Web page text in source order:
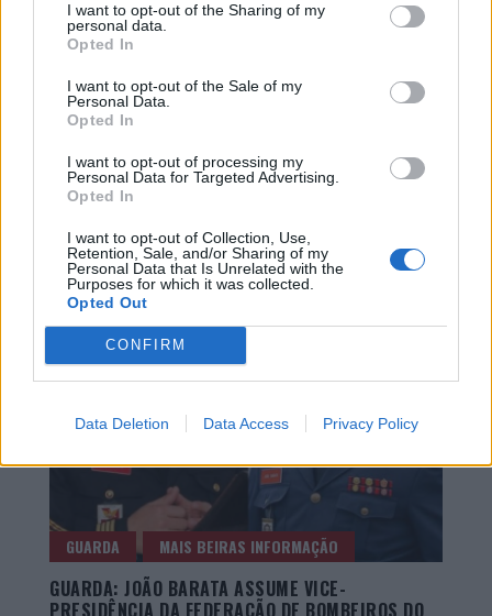
I want to opt-out of the Sharing of my
personal data.
Opted In
I want to opt-out of the Sale of my
Personal Data.
Opted In
I want to opt-out of processing my
Personal Data for Targeted Advertising.
Opted In
I want to opt-out of Collection, Use,
Retention, Sale, and/or Sharing of my
Personal Data that Is Unrelated with the
Purposes for which it was collected.
Opted Out
CONFIRM
Data Deletion Data Access Privacy Policy
GUARDA MAIS BEIRAS INFORMAÇÃO
GUARDA: REJEITADA MOÇÃO DE CENSURA DO PS
CONTRA PRESIDENTE DA CÂMARA DA GUARDA
APÓS CASO DE PERSEGUIÇÃO
GUARDA MAIS BEIRAS INFORMAÇÃO
GUARDA: JOÃO BARATA ASSUME VICE-